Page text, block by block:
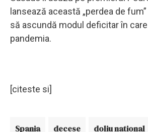
lansează această „perdea de
să ascundă modul deficitar în
pandemia.
[citeste si]
Spania decese doliu national